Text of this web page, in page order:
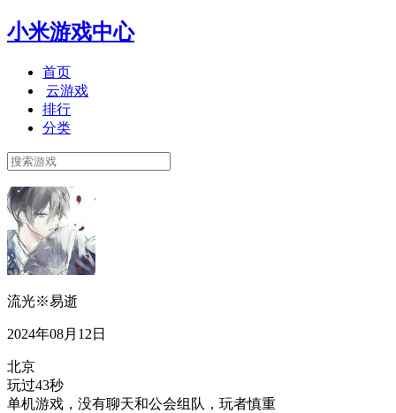
小米游戏中心
首页
云游戏
排行
分类
流光※易逝
2024年08月12日
北京
玩过43秒
单机游戏，没有聊天和公会组队，玩者慎重